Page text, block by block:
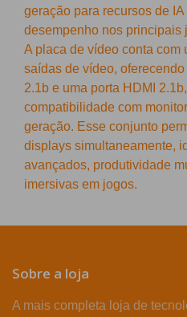
geração para recursos de
desempenho nos principais
A placa de vídeo conta com
saídas de vídeo,
2.1b e uma porta HDMI
compatibilidade com
geração. Esse conjunto
displays simultaneamente,
avançados, produtividade
imersivas em jogos.
Sobre a loja
A mais completa loja de